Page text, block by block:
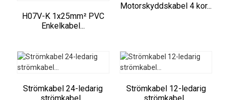
H07V-K 1x25mm² PVC
Enkelkabel...
Motorskyddskabel 4 kor...
Strömkabel 24-ledarig
Strömkabel 12-ledarig